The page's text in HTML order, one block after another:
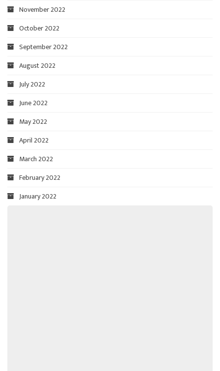
November 2022
October 2022
September 2022
August 2022
July 2022
June 2022
May 2022
April 2022
March 2022
February 2022
January 2022